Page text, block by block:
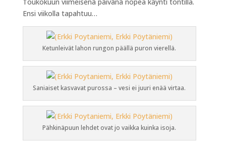
Ensi viikolla tapahtuu…
Ketunleivät lahon rungon päällä puron vierellä.
Saniaiset kasvavat purossa – vesi ei juuri enää virtaa.
Pähkinäpuun lehdet ovat jo vaikka kuinka isoja.